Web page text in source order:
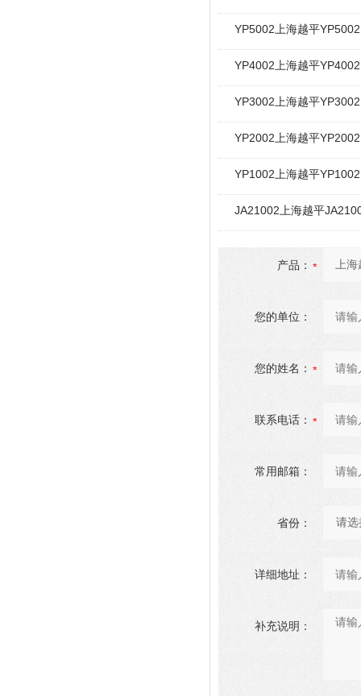
YP5002上海越平
YP4002上海越平
YP3002上海越平
YP2002上海越平
YP1002上海越平
JA21002上海越平
产品：
您的单位：
您的姓名：
联系电话：
常用邮箱：
省份：
详细地址：
补充说明：